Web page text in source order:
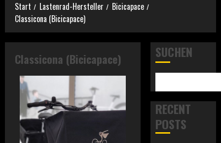
Start Lastenrad-Hersteller
Bicicapace
Classicona (Bicicapace)
Classicona (Bicicapace) SUCHEN
RECENT
POSTS